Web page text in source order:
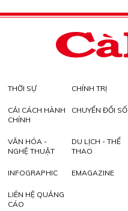
THỜI SỰ CHÍNH TRỊ
CẢI CÁCH HÀNH
CHÍNH
CHUYỂN ĐỔI SỐ
VĂN HÓA -
NGHỆ THUẬT
DU LỊCH - THỂ
THAO
INFOGRAPHIC EMAGAZINE
LIÊN HỆ QUẢNG
CÁO